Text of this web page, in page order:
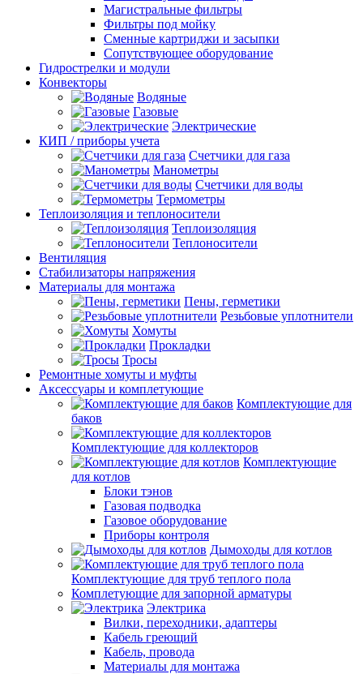
Магистральные фильтры
Фильтры под мойку
Сменные картриджи и засыпки
Сопутствующее оборудование
Гидрострелки и модули
Конвекторы
Водяные
Газовые
Электрические
КИП / приборы учета
Счетчики для газа
Манометры
Счетчики для воды
Термометры
Теплоизоляция и теплоносители
Теплоизоляция
Теплоносители
Вентиляция
Стабилизаторы напряжения
Материалы для монтажа
Пены, герметики
Резьбовые уплотнители
Хомуты
Прокладки
Тросы
Ремонтные хомуты и муфты
Аксессуары и комплетующие
Комплектующие для
баков
Комплектующие для коллекторов
Комплектующие
для котлов
Блоки тэнов
Газовая подводка
Газовое оборудование
Приборы контроля
Дымоходы для котлов
Комплектующие для труб теплого пола
Комплетующие для запорной арматуры
Электрика
Вилки, переходники, адаптеры
Кабель греющий
Кабель, провода
Материалы для монтажа